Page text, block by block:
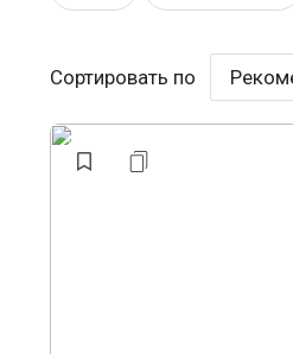
Рядом с парком
Ландшафтный дизайн
Сортировать по